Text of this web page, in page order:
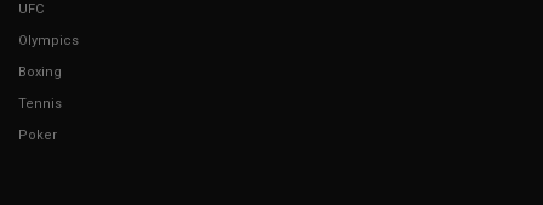
UFC
Olympics
Boxing
Tennis
Poker